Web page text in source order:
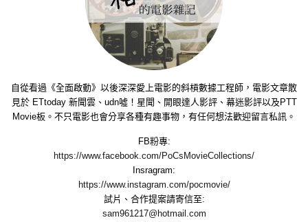
自從看過《全面啟動》以後深深愛上電影的斜槓數據工程師，電影文章散
見於 ETtoday 新聞雲、udn噓！星聞、開眼達人影評、幕迷影評以及PTT
Movie板。不只電影也會分享各種有趣事物，有任何想法歡迎留言私訊。
FB粉專:
https://www.facebook.com/PoCsMovieCollections/
Insragram:
https://www.instagram.com/pocmovie/
試片、合作提案請寄信至:
sam961217@hotmail.com